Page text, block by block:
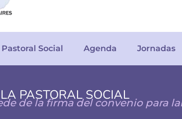
Pastoral Social Agenda Jornadas
PASTORAL SOCIAL
de la firma del convenio para